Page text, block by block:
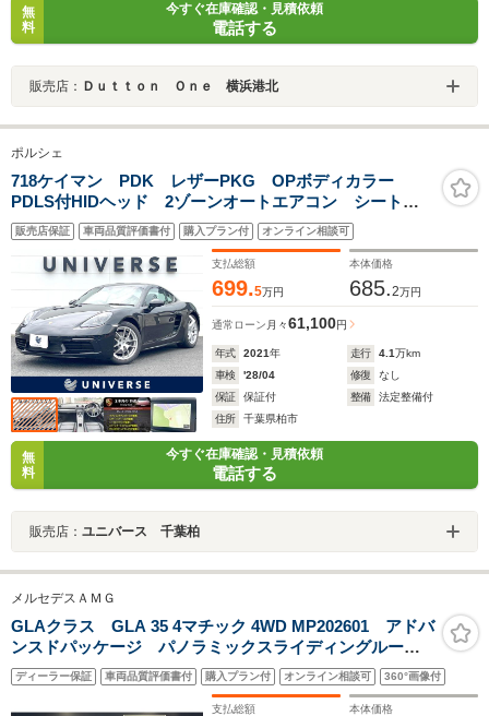
無
料
今すぐ在庫確認・見積依頼
電話する
販売店： Ｄｕｔｔｏｎ Ｏｎｅ 横浜港北
ポルシェ
718ケイマン PDK レザーPKG OPボディカラー
PDLS付HIDヘッド 2ゾーンオートエアコン シートヒ
ーター 純正ナビ バックカメラ 黒革シート スポー
ツエグゾースト 純正18インチアルミ ETC 禁煙車
販売店保証 車両品質評価書付 購入プラン付 オンライン相談可
支払総額
699.5万円
本体価格
685.2万円
通常ローン 月々61,100円
年式 2021年 走行 4.1万km
車検
'28/04 修復
なし
保証
保証付 整備
法定整備付
住所
千葉県柏市
無
料
今すぐ在庫確認・見積依頼
電話する
販売店： ユニバース 千葉柏
メルセデスＡＭＧ
GLAクラス GLA 35 4マチック 4WD MP202601 アドバ
ンスドパッケージ パノラミックスライディングルー
フ ヘッドアップディスプレイ シートヒーター アン
ビエントライト 電動リアゲート 360度カメラ
ディーラー保証 車両品質評価書付 購入プラン付 オンライン相談可 360°画像付
支払総額 本体価格